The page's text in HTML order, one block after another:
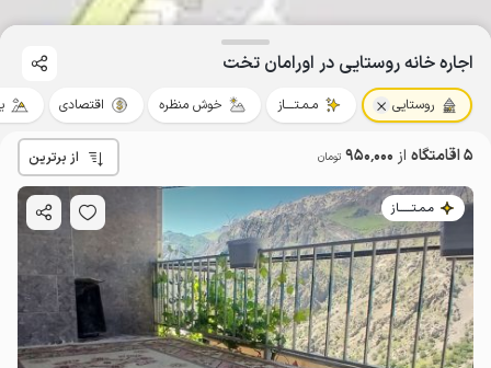
اجاره خانه روستایی در اورامان تخت
روستایی مـمـتــــاز خوش منظره اقتصادی
5 اقامتگاه از 950٬000 تومان از برترین
مـمـتــــــاز